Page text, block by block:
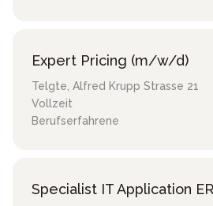
Expert Pricing (m/w/d)
Telgte, Alfred Krupp Strasse 21
Vollzeit
Berufserfahrene
Specialist IT Application